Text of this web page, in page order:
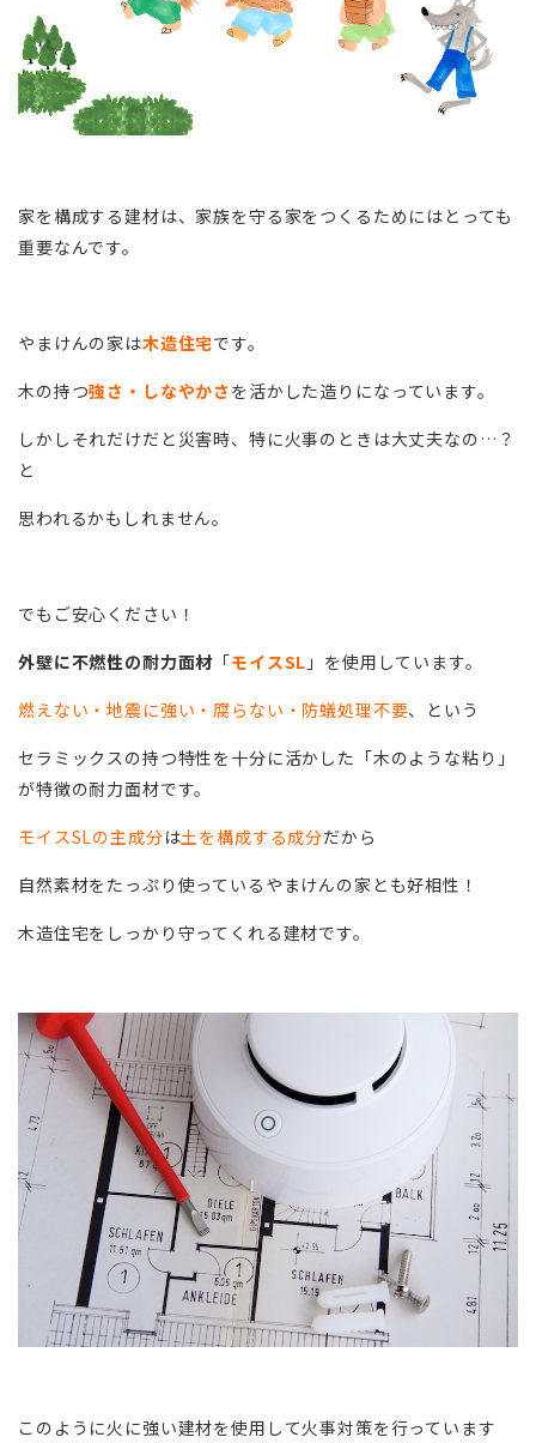
家を構成する建材は、家族を守る家をつくるためにはとっても
重要なんです。
やまけんの家は木造住宅です。
木の持つ強さ・しなやかさ を活かした造りになっています。
しかしそれだけだと災害時、特に火事のときは大丈夫なの…？
と
思われるかもしれません。
でもご安心ください！
外壁に不燃性の耐力面材 「モイスSL 」を使用しています。
燃えない・地震に強い・腐らない・防蟻処理不要、という
セラミックスの持つ特性を十分に活かした「木のような粘り」
が特徴の耐力面材です。
モイスSLの主成分は土を構成する成分だから
自然素材をたっぷり使っているやまけんの家とも好相性！
木造住宅をしっかり守ってくれる建材です。
このように火に強い建材を使用して火事対策を行っています